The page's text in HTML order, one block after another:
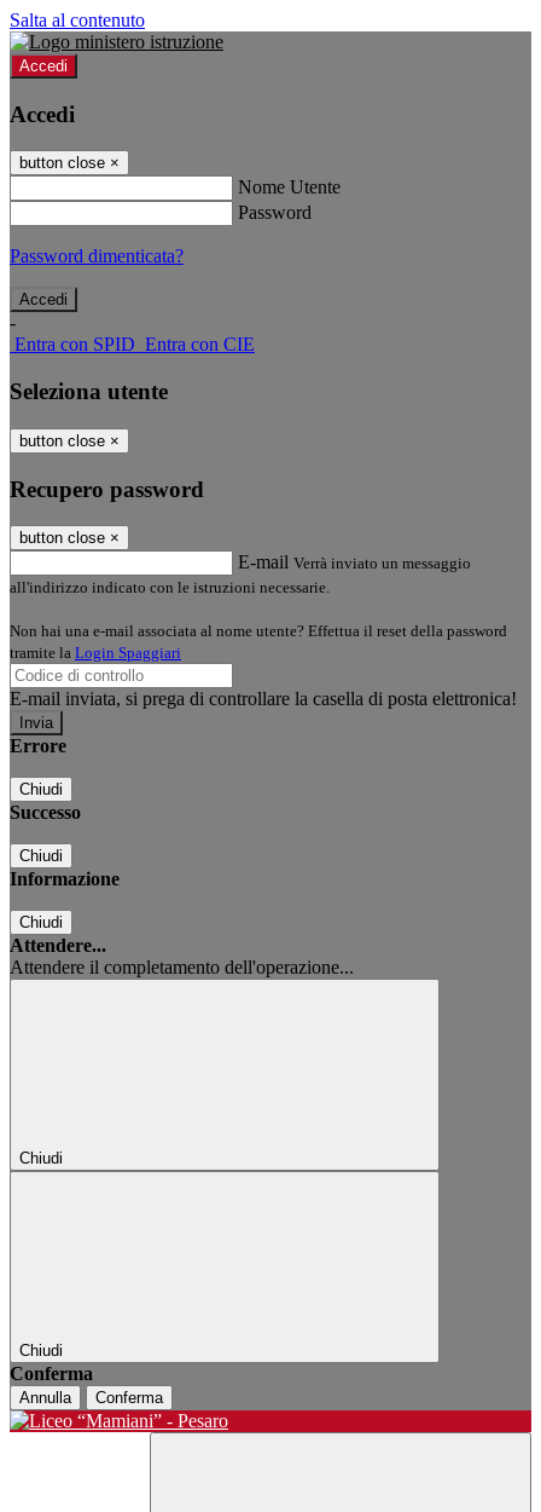
Salta al contenuto
Accedi
Accedi
button close ×
Nome Utente
Password
Password dimenticata?
-
Entra con SPID Entra con CIE
Seleziona utente
button close ×
Recupero password
button close ×
E-mail Verrà inviato un messaggio
all'indirizzo indicato con le istruzioni necessarie.
Non hai una e-mail associata al nome utente? Effettua il reset della password
tramite la Login Spaggiari
E-mail inviata, si prega di controllare la casella di posta elettronica!
Errore
Chiudi
Successo
Chiudi
Informazione
Chiudi
Attendere...
Attendere il completamento dell'operazione...
Chiudi
Chiudi
Conferma
Annulla Conferma